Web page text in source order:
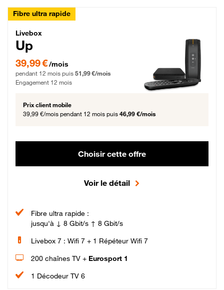
Fibre ultra rapide
Livebox Up Fibre
Livebox
Up
39,99 € par mois pendant 12 mois puis 51,99 € par mois, Engagement 12 mois
39,99 €/mois
pendant 12 mois puis 51,99 €/mois
Engagement 12 mois
Prix client mobile
39,99 €/mois pendant 12 mois puis 46,99 €/mois
Choisir cette offre
Voir le détail
Fibre ultra rapide :
jusqu'à ↓ 8 Gbit/s ↑ 8 Gbit/s
Livebox 7 : Wifi 7 + 1 Répéteur Wifi 7
200 chaînes TV + Eurosport 1
1 Décodeur TV 6